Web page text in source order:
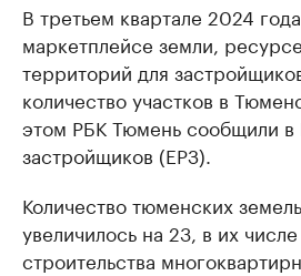
В третьем квартале 2024
маркетплейсе земли,
территорий для
количество участков в
этом РБК Тюмень сообщили
застройщиков (ЕРЗ).
Количество тюменских
увеличилось на 23, в их
строительства